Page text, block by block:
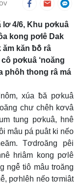
lơ 4/6, Khu pơkuâ
kong pơlê Dak
kăn ƀô̆ râ
pơkuâ ‘noăng
phôh thong râ má
xúa ƀă pơkuâ
chư chêh kơvâ
tung pơkuâ, hnê
mâu pá puât ki nếo
Tơdroăng pêi
hriâm kong pơlê
ngê̆ tiô mâu troăng
pơhlêh nếo tơmiât